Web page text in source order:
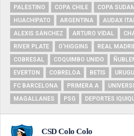
PALESTINO
COPA CHILE
COPA
HUACHIPATO
ARGENTINA
AUDAX
ALEXIS SÁNCHEZ
ARTURO VIDAL
RIVER PLATE
O'HIGGINS REAL
COBRESAL
COQUIMBO UNIDO
EVERTON
COBRELOA BETIS
FC BARCELONA
PRIMERA A
MAGALLANES
PSG DEPORTES